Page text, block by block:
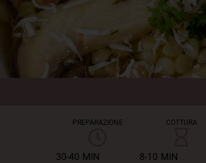
PREPARAZIONE
30-40 MIN
COTTURA
8-10 MIN